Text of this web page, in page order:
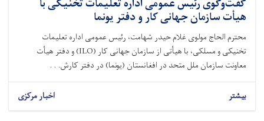
گفت‌وگوی رئیس عمومی اداره تعلیمات تخنیکی با
هیأت سازمان جهانی کار و دفتر یونما
محترم الحاج مولوی غلام حیدر شهامت، رئیس عمومی اداره تعلیمات
تخنیکی و مسلکی، با هیأتی از سازمان جهانی کار (ILO) و دفتر هیأت
معاونت سازمان ملل متحد در افغانستان (یونما) در دفتر کارش. . .
بیشتر اخبار مرکزی